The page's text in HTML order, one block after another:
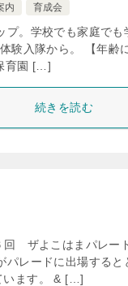
内 育成会
プ。学校でも家庭でも
験入隊から。 【年齢
育園 […]
続きを読む
回 ザよこはまパレー
パレードに出場すると
います。 & […]